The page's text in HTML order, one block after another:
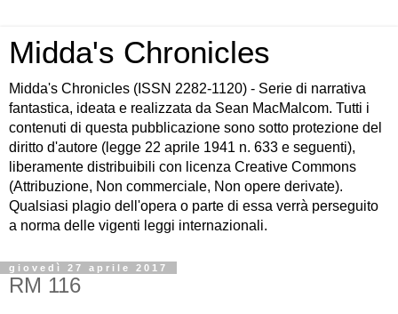
Midda's Chronicles
Midda's Chronicles (ISSN 2282-1120) - Serie di narrativa
fantastica, ideata e realizzata da Sean MacMalcom. Tutti i
contenuti di questa pubblicazione sono sotto protezione del
diritto d'autore (legge 22 aprile 1941 n. 633 e seguenti),
liberamente distribuibili con licenza Creative Commons
(Attribuzione, Non commerciale, Non opere derivate).
Qualsiasi plagio dell'opera o parte di essa verrà perseguito
a norma delle vigenti leggi internazionali.
giovedì 27 aprile 2017
RM 116